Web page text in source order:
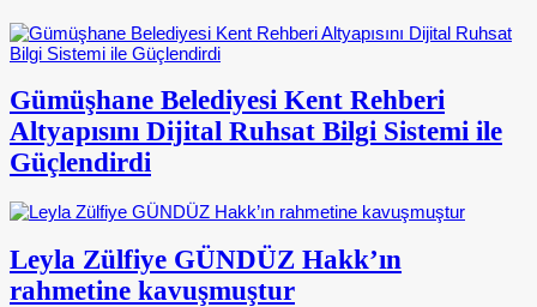
Gümüşhane Belediyesi Kent Rehberi
Altyapısını Dijital Ruhsat Bilgi Sistemi ile
Güçlendirdi
Leyla Zülfiye GÜNDÜZ Hakk’ın
rahmetine kavuşmuştur